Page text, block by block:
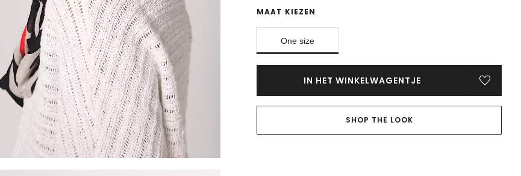
MAAT KIEZEN
One size
IN HET WINKELWAGENTJE
SHOP THE LOOK